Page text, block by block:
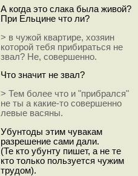
А когда это слака была живой?
При Ельцине что ли?
> в чужой квартире, хозяин
которой тебя прибираться не
звал? Не, совершенно.
Что значит не звал?
> Тем более что и "прибрался"
не ты а какие-то совершенно
левые васяны.
Убунтоды этим чувакам
разрешение сами дали.
(Те кто убунту пишет, а не те
кто только пользуется чужим
трудом).